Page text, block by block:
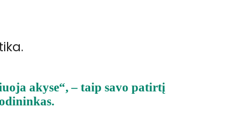
akyse“, – taip savo patirtį